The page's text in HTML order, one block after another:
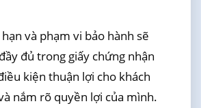
và phạm vi bảo hành sẽ
đủ trong giấy chứng nhận
kiện thuận lợi cho khách
nắm rõ quyền lợi của mình.